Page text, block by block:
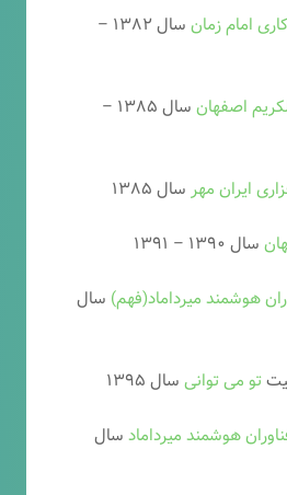
امام زمان
سال ۱۳۸۲ –
اصفهان
سال ۱۳۸۵ –
ایران مهر سال ۱۳۸۵
سال ۱۳۹۰ – ۱۳۹۱
هوشمند میرداماد(فهم) سال
تو می توانی سال ۱۳۹۵
هوشمند میرداماد سال